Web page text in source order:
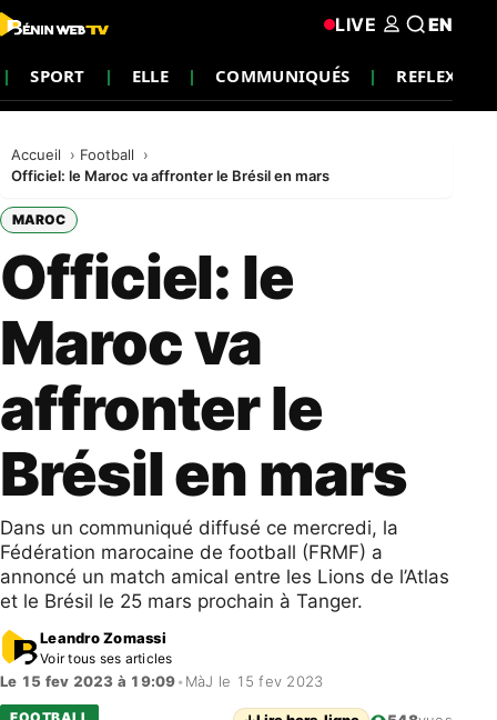
SPORT ELLE COMMUNIQUÉS REFLEXION
LIVE EN
Accueil
Football
Officiel: le Maroc va affronter le Brésil en mars
MAROC
Officiel: le
Maroc va
affronter le
Brésil en mars
Dans un communiqué diffusé ce mercredi, la
Fédération marocaine de football (FRMF) a
annoncé un match amical entre les Lions de l’Atlas
et le Brésil le 25 mars prochain à Tanger.
Leandro Zomassi
Voir tous ses articles
Le 15 fev 2023 à 19:09• MàJ le 15 fev 2023